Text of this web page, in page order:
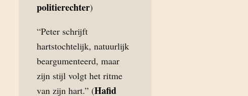
politierechter)
“Peter schrijft
hartstochtelijk, natuurlijk
beargumenteerd, maar
zijn stijl volgt het ritme
van zijn hart.” (Hafid